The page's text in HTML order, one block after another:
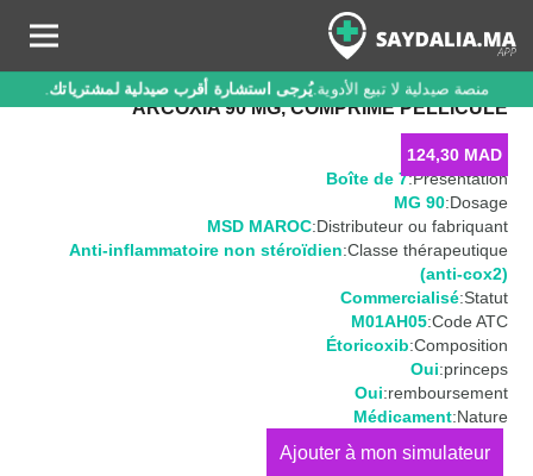
منصة صيدلية لا تبيع الأدوية.يُرجى استشارة أقرب صيدلية لمشترياتك.
ARCOXIA 90 MG, COMPRIMÉ PELLICULÉ
124,30 MAD
Présentation:
Boîte de 7
Dosage:
90 MG
Distributeur ou fabriquant:
MSD MAROC
Classe thérapeutique:
Anti-inflammatoire non stéroïdien
(anti-cox2)
Statut:
Commercialisé
Code ATC:
M01AH05
Composition:
Étoricoxib
princeps:
Oui
remboursement:
Oui
Nature:
Médicament
كمية